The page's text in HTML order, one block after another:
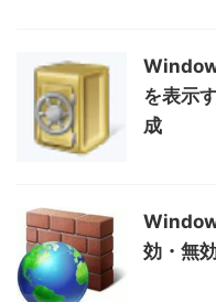
を表示
成
効・無